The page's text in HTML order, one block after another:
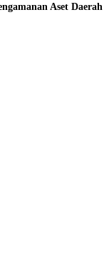
Aset Daerah